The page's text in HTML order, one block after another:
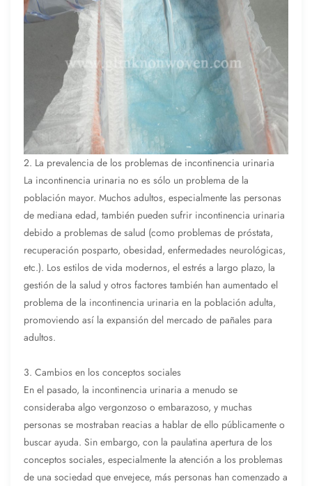
2. La prevalencia de los problemas de incontinencia urinaria
La incontinencia urinaria no es sólo un problema de la
población mayor. Muchos adultos, especialmente las personas
de mediana edad, también pueden sufrir incontinencia urinaria
debido a problemas de salud (como problemas de próstata,
recuperación posparto, obesidad, enfermedades neurológicas,
etc.). Los estilos de vida modernos, el estrés a largo plazo, la
gestión de la salud y otros factores también han aumentado el
problema de la incontinencia urinaria en la población adulta,
promoviendo así la expansión del mercado de pañales para
adultos.
3. Cambios en los conceptos sociales
En el pasado, la incontinencia urinaria a menudo se
consideraba algo vergonzoso o embarazoso, y muchas
personas se mostraban reacias a hablar de ello públicamente o
buscar ayuda. Sin embargo, con la paulatina apertura de los
conceptos sociales, especialmente la atención a los problemas
de una sociedad que envejece, más personas han comenzado a